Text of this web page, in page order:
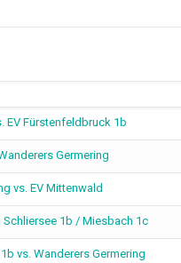
EV Fürstenfeldbruck 1b
Germering
vs. EV Mittenwald
Schliersee 1b / Miesbach 1c
vs. Wanderers Germering